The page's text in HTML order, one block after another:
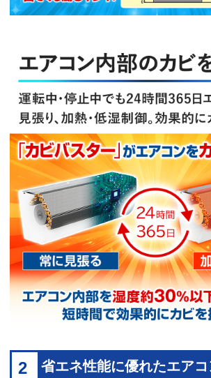
2 省エネ性能に優れたエアコ